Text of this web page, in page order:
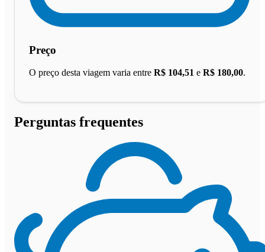
Preço
O preço desta viagem varia entre R$ 104,51 e R$ 180,00.
Perguntas frequentes